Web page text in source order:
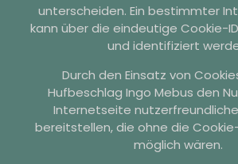
unterscheiden. Ein bestimmter
kann über die eindeutige Cookie-
und identifiziert
Durch den Einsatz von
Hufbeschlag Ingo Mebus den
Internetseite
bereitstellen, die ohne die
möglich wären.